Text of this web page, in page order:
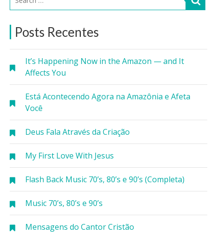
Posts Recentes
It’s Happening Now in the Amazon — and It
Affects You
Está Acontecendo Agora na Amazônia e Afeta
Você
Deus Fala Através da Criação
My First Love With Jesus
Flash Back Music 70’s, 80’s e 90’s (Completa)
Music 70’s, 80’s e 90’s
Mensagens do Cantor Cristão